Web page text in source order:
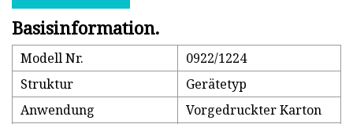
Basisinformation.
Modell Nr.
0922/1224
Struktur
Gerätetyp
Anwendung
Vorgedruckter Karton